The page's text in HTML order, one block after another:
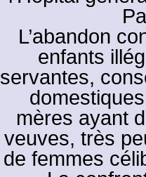
L’abandon
enfants
servantes,
mères ayant
veuves, très
de femmes